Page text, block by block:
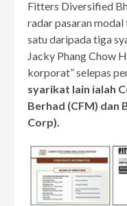
Fitters Diversified
radar pasaran modal
satu daripada tiga
Jacky Phang Chow
korporat” selepas
syarikat lain ialah
Berhad (CFM) dan
Corp).